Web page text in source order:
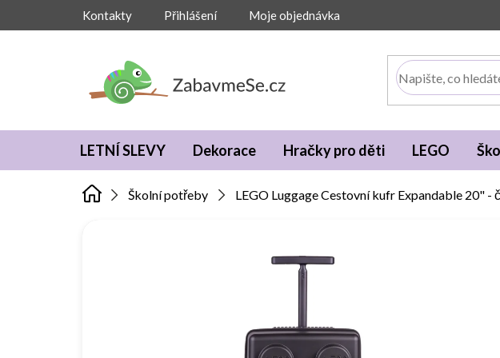
Kontakty Přihlášení Moje objednávka
LETNÍ SLEVY Dekorace Hračky pro děti LEGO
Školní potřeby LEGO Luggage Cestovní kufr Expandable 20" -